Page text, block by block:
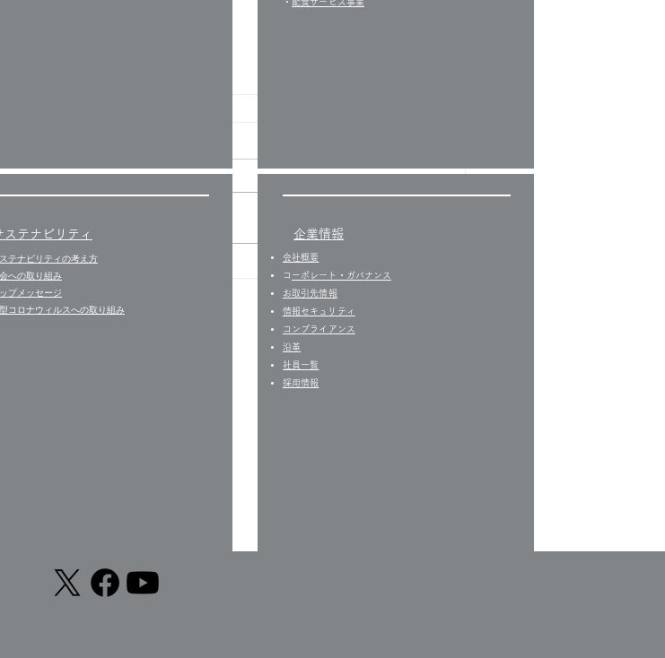
台風！気圧！体調！
ステナビリティ
テナビリティの考え方
への取り組み
プメッセージ
コロナウィルスへの取り組み
・ 配食サービス事業
企業情報
会社概要
​ コーポレート・ガバナンス
お取引先情報
​情報セキュリティ
コンプライアンス
沿革
社員一覧
​採用情報